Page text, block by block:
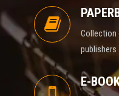
publishers
E-